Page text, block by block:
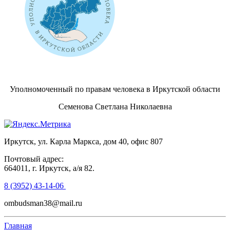
Уполномоченный по правам человека в Иркутской области
Семенова Светлана Николаевна
Иркутск, ул. Карла Маркса, дом 40, офис 807
Почтовый адрес:
664011, г. Иркутск, а/я 82.
8 (3952) 43-14-06
ombudsman38@mail.ru
Главная